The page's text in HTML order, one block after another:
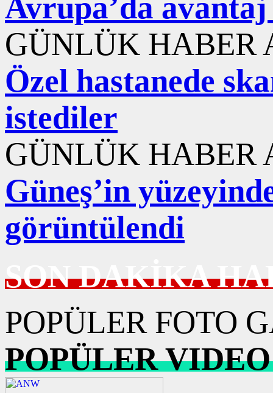
Avrupa’da
GÜNLÜK HABER
Özel hastanede
istediler
GÜNLÜK HABER
Güneş’in
görüntülendi
SON DAKİKA
POPÜLER FOTO
POPÜLER